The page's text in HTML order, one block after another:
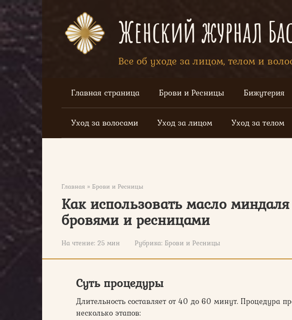
Перейти
к
контенту
Женский журнал
Все об уходе за лицом, телом и
Главная страница Брови и Ресницы Бижутерия
Уход за волосами Уход за лицом Уход за телом
Главная » Брови и Ресницы
Как использовать масло
бровями и ресницами
На чтение: 25 мин Рубрика: Брови и Ресницы
Суть процедуры
Длительность составляет от 40 до 60 минут. Процедура
несколько этапов: